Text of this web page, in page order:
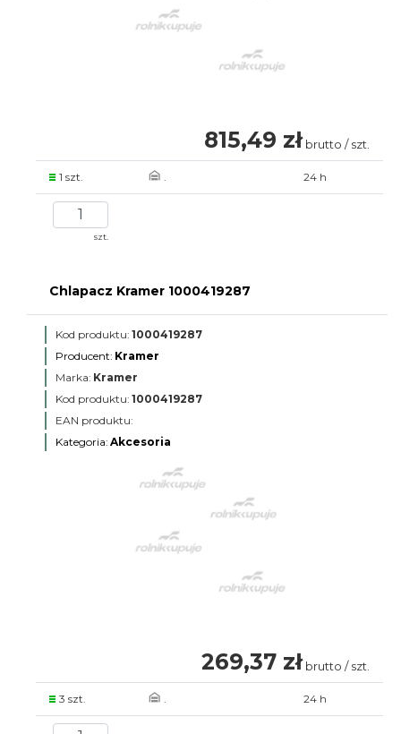
815,49 zł brutto / szt.
1 szt. . 24 h
szt.
Chlapacz Kramer 1000419287
Kod produktu: 1000419287
Producent: Kramer
Marka: Kramer
Kod produktu: 1000419287
EAN produktu:
Kategoria: Akcesoria
269,37 zł brutto / szt.
3 szt. . 24 h